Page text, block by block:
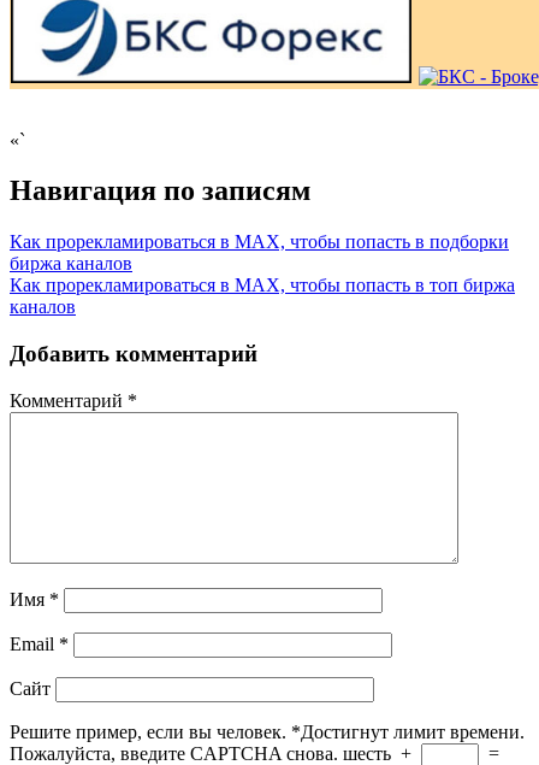
«`
Навигация по записям
Как прорекламироваться в MAX, чтобы попасть в подборки
биржа каналов
Как прорекламироваться в MAX, чтобы попасть в топ биржа
каналов
Добавить комментарий
Комментарий *
Имя *
Email *
Сайт
Решите пример, если вы человек. *Достигнут лимит времени.
Пожалуйста, введите CAPTCHA снова. шесть +
=